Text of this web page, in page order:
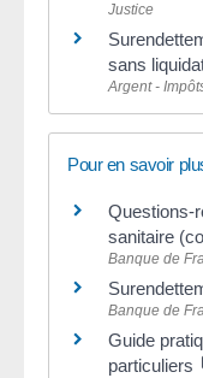
Justice
sans
Argent -
Pour en savoir
Questions-
sanitaire
Banque de
Banque de
Guide
particuliers